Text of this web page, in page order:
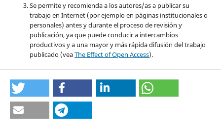
Se permite y recomienda a los autores/as a publicar su
trabajo en Internet (por ejemplo en páginas institucionales o
personales) antes y durante el proceso de revisión y
publicación, ya que puede conducir a intercambios
productivos y a una mayor y más rápida difusión del trabajo
publicado (veaThe Effect of Open Access).